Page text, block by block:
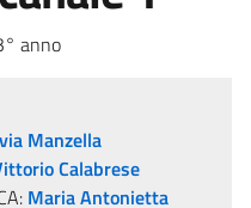
anno
Manzella
Calabrese
Maria Antonietta